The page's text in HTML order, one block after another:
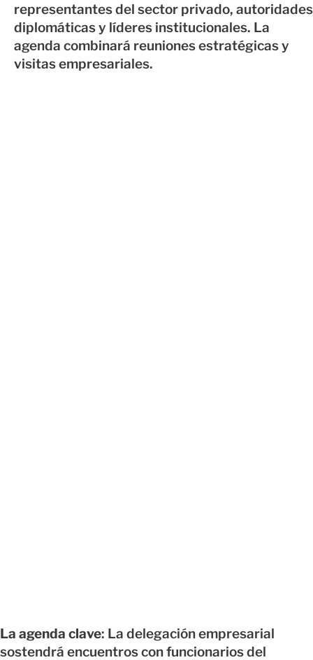
representantes del sector privado, autoridades
diplomáticas y líderes institucionales. La
agenda combinará reuniones estratégicas y
visitas empresariales.
La agenda clave: La delegación empresarial
sostendrá encuentros con funcionarios del